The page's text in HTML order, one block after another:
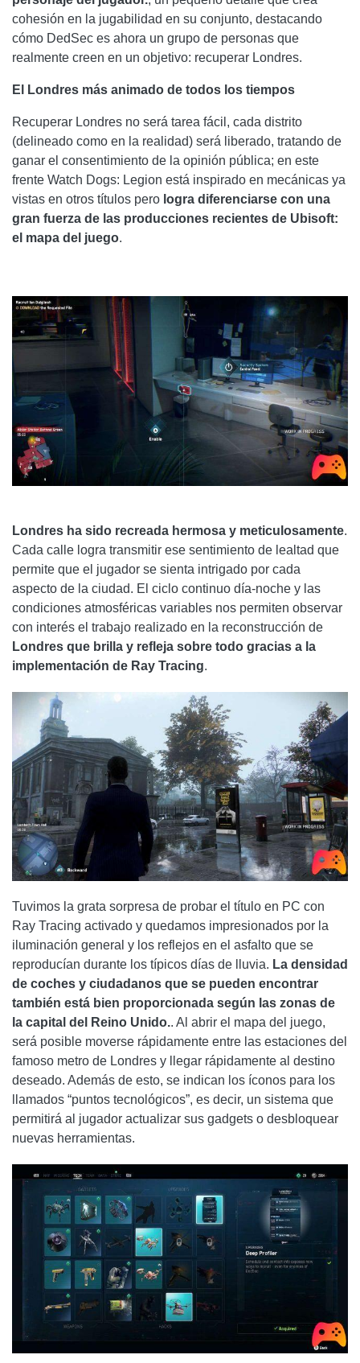
cohesión en la jugabilidad en su conjunto, destacando
cómo DedSec es ahora un grupo de personas que
realmente creen en un objetivo: recuperar Londres.
El Londres más animado de todos los tiempos
Recuperar Londres no será tarea fácil, cada distrito
(delineado como en la realidad) será liberado, tratando de
ganar el consentimiento de la opinión pública; en este
frente Watch Dogs: Legion está inspirado en mecánicas ya
vistas en otros títulos pero logra diferenciarse con una
gran fuerza de las producciones recientes de Ubisoft:
el mapa del juego.
Londres ha sido recreada hermosa y meticulosamente.
Cada calle logra transmitir ese sentimiento de lealtad que
permite que el jugador se sienta intrigado por cada
aspecto de la ciudad. El ciclo continuo día-noche y las
condiciones atmosféricas variables nos permiten observar
con interés el trabajo realizado en la reconstrucción de
Londres que brilla y refleja sobre todo gracias a la
implementación de Ray Tracing.
Tuvimos la grata sorpresa de probar el título en PC con
Ray Tracing activado y quedamos impresionados por la
iluminación general y los reflejos en el asfalto que se
reproducían durante los típicos días de lluvia. La densidad
de coches y ciudadanos que se pueden encontrar
también está bien proporcionada según las zonas de
la capital del Reino Unido.. Al abrir el mapa del juego,
será posible moverse rápidamente entre las estaciones del
famoso metro de Londres y llegar rápidamente al destino
deseado. Además de esto, se indican los íconos para los
llamados “puntos tecnológicos”, es decir, un sistema que
permitirá al jugador actualizar sus gadgets o desbloquear
nuevas herramientas.